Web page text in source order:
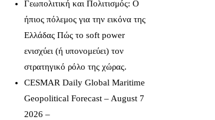
Γεωπολιτική και Πολιτισμός: Ο
ήπιος πόλεμος για την εικόνα της
Ελλάδας Πώς το soft power
ενισχύει (ή υπονομεύει) τον
στρατηγικό ρόλο της χώρας.
CESMAR Daily Global Maritime
Geopolitical Forecast – August 7
2026 –